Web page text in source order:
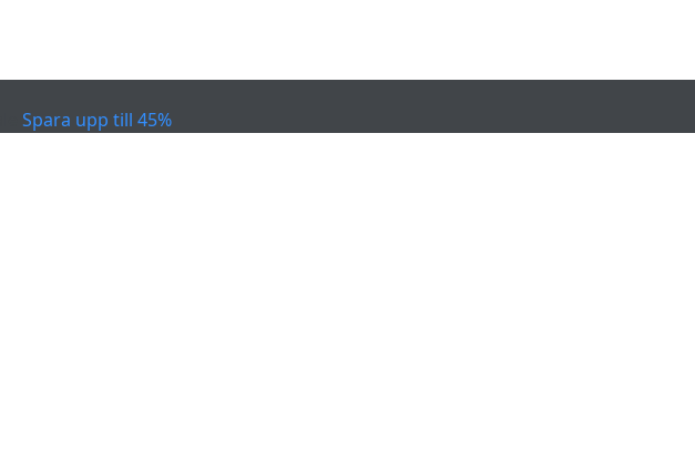
Spara upp till 45%